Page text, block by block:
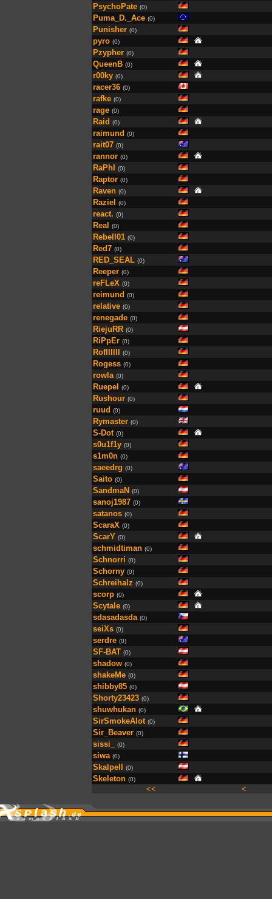
PsychoPate (0)
Puma_D._Ace (0)
Punisher (0)
pyro (0)
Pzypher (0)
QueenB (0)
r00ky (0)
racer36 (0)
rafke (0)
rage (0)
Raid (0)
raimund (0)
rait07 (0)
rannor (0)
RaPhI (0)
Raptor (0)
Raven (0)
Raziel (0)
react. (0)
Real (0)
Rebell01 (0)
Red7 (0)
RED_SEAL (0)
Reeper (0)
reFLeX (0)
reimund (0)
relative (0)
renegade (0)
RiejuRR (0)
RiPpEr (0)
Rofllllll (0)
Rogess (0)
rowla (0)
Ruepel (0)
Rushour (0)
ruud (0)
Rymaster (0)
S-Dot (0)
s0u1f1y (0)
s1m0n (0)
saeedrg (0)
Saito (0)
SandmaN (0)
sanoj1987 (0)
satanos (0)
ScaraX (0)
ScarY (0)
schmidtiman (0)
Schnorri (0)
Schorny (0)
Schreihalz (0)
scorp (0)
Scytale (0)
sdasadasda (0)
seiXs (0)
serdre (0)
SF-BAT (0)
shadow (0)
shakeMe (0)
shibby85 (0)
Shorty23423 (0)
shuwhukan (0)
SirSmokeAlot (0)
Sir_Beaver (0)
sissi_ (0)
siwa (0)
Skalpell (0)
Skeleton (0)
<< <